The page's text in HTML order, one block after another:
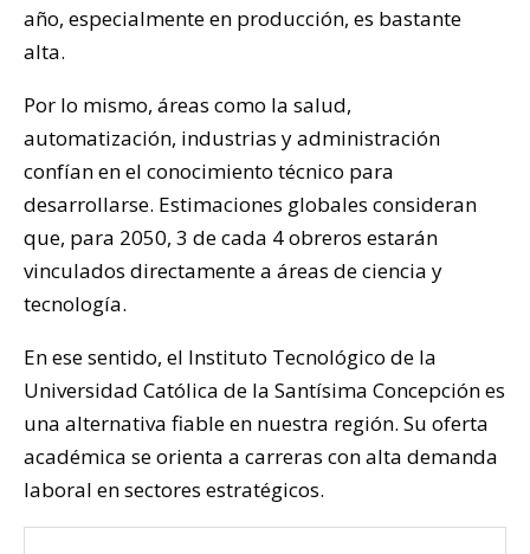
año, especialmente en producción, es bastante
alta.
Por lo mismo, áreas como la salud,
automatización, industrias y administración
confían en el conocimiento técnico para
desarrollarse. Estimaciones globales consideran
que, para 2050, 3 de cada 4 obreros estarán
vinculados directamente a áreas de ciencia y
tecnología.
En ese sentido, el Instituto Tecnológico de la
Universidad Católica de la Santísima Concepción es
una alternativa fiable en nuestra región. Su oferta
académica se orienta a carreras con alta demanda
laboral en sectores estratégicos.